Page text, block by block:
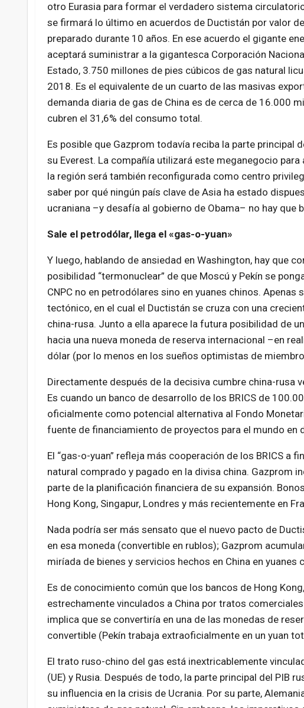
otro Eurasia para formar el verdadero sistema
se firmará lo último en acuerdos de Ductistán por valor
preparado durante 10 años. En ese acuerdo el gigante
aceptará suministrar a la gigantesca Corporación
Estado, 3.750 millones de pies cúbicos de gas natural
2018. Es el equivalente de un cuarto de las masivas
demanda diaria de gas de China es de cerca de 16.000
cubren el 31,6% del consumo total.
Es posible que Gazprom todavía reciba la parte principal
su Everest. La compañía utilizará este meganegocio
la región será también reconfigurada como centro
saber por qué ningún país clave de Asia ha estado
ucraniana –y desafía al gobierno de Obama– no hay que
Sale el petrodólar, llega el «gas-o-yuan»
Y luego, hablando de ansiedad en Washington, hay que
posibilidad “termonuclear” de que Moscú y Pekín se
CNPC no en petrodólares sino en yuanes chinos.
tectónico, en el cual el Ductistán se cruza con una
china-rusa. Junto a ella aparece la futura posibilidad de
hacia una nueva moneda de reserva internacional –en
dólar (por lo menos en los sueños optimistas de
Directamente después de la decisiva cumbre china-rusa
Es cuando un banco de desarrollo de los BRICS de
oficialmente como potencial alternativa al Fondo
fuente de financiamiento de proyectos para el mundo en
El “gas-o-yuan” refleja más cooperación de los BRICS a
natural comprado y pagado en la divisa china. Gazprom
parte de la planificación financiera de su expansión.
Hong Kong, Singapur, Londres y más recientemente en
Nada podría ser más sensato que el nuevo pacto de
en esa moneda (convertible en rublos); Gazprom
miríada de bienes y servicios hechos en China en yuanes
Es de conocimiento común que los bancos de Hong
estrechamente vinculados a China por tratos
implica que se convertiría en una de las monedas de
convertible (Pekín trabaja extraoficialmente en un yuan
El trato ruso-chino del gas está inextricablemente
(UE) y Rusia. Después de todo, la parte principal del PIB
su influencia en la crisis de Ucrania. Por su parte,